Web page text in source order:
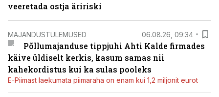
veeretada ostja äririski
MAJANDUSTULEMUSED 06.08.26, 09:34
Põllumajanduse tippjuhi Ahti Kalde firmades
käive üldiselt kerkis, kasum samas nii
kahekordistus kui ka sulas pooleks
E-Piimast laekumata piimaraha on enam kui 1,2 miljonit eurot